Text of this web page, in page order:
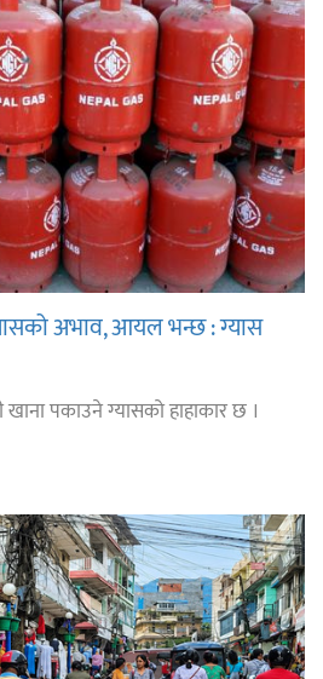
अभाव, आयल भन्छ : ग्यास
पकाउने ग्यासको हाहाकार छ ।